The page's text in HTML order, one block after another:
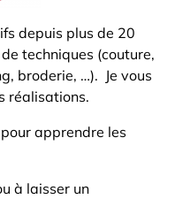
depuis plus de 20
techniques (couture,
broderie, …). Je vous
réalisations.
pour apprendre les
à laisser un